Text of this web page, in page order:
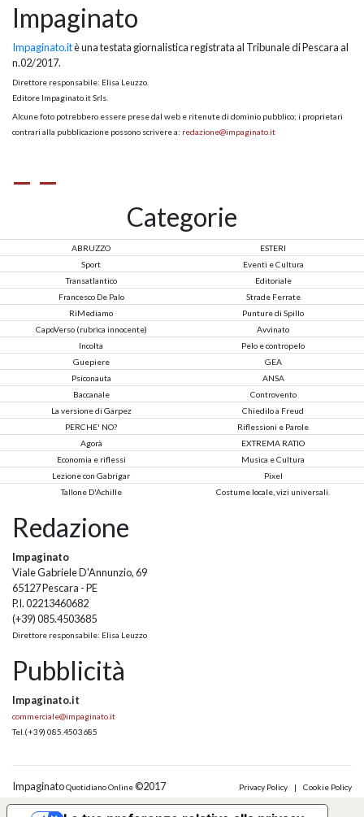
Impaginato
Impaginato.itè una testata giornalistica registrata al Tribunale di Pescara al
n.02/2017.
Direttore responsabile: Elisa Leuzzo.
Editore Impaginato.it Srls.
Alcune foto potrebbero essere prese dal web e ritenute di dominio pubblico; i proprietari
contrari alla pubblicazione possono scrivere a: redazione@impaginato.it
Categorie
ABRUZZO
ESTERI
Sport
Eventi e Cultura
Transatlantico
Editoriale
Francesco De Palo
Strade Ferrate
RiMediamo
Punture di Spillo
CapoVerso (rubrica innocente)
Avvinato
Incolta
Pelo e contropelo
Guepiere
GEA
Psiconauta
ANSA
Baccanale
Controvento
La versione di Garpez
Chiedilo a Freud
PERCHE' NO?
Riflessioni e Parole
Agorà
EXTREMA RATIO
Economia e riflessi
Musica e Cultura
Lezione con Gabrigar
Pixel
Tallone D'Achille
Costume locale, vizi universali.
Redazione
Impaginato
Viale Gabriele D'Annunzio, 69
65127 Pescara - PE
P.I. 02213460682
(+39) 085.4503685
Direttore responsabile: Elisa Leuzzo
Pubblicità
Impaginato.it
commerciale@impaginato.it
Tel. (+39) 085.4503685
ImpaginatoQuotidiano Online©2017 Privacy Policy | Cookie Policy